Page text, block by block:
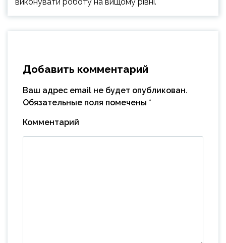
Добавить комментарий
Ваш адрес email не будет опубликован.
Обязательные поля помечены *
Комментарий